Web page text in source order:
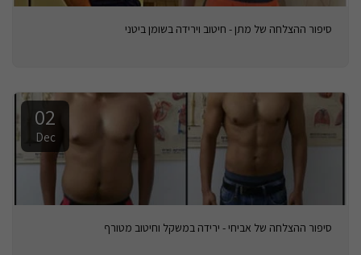
סיפור ההצלחה של מתן - חיטוב וירידה בשומן ביטני
02
Dec
סיפור ההצלחה של אביחי - ירידה במשקל וחיטוב מטורף